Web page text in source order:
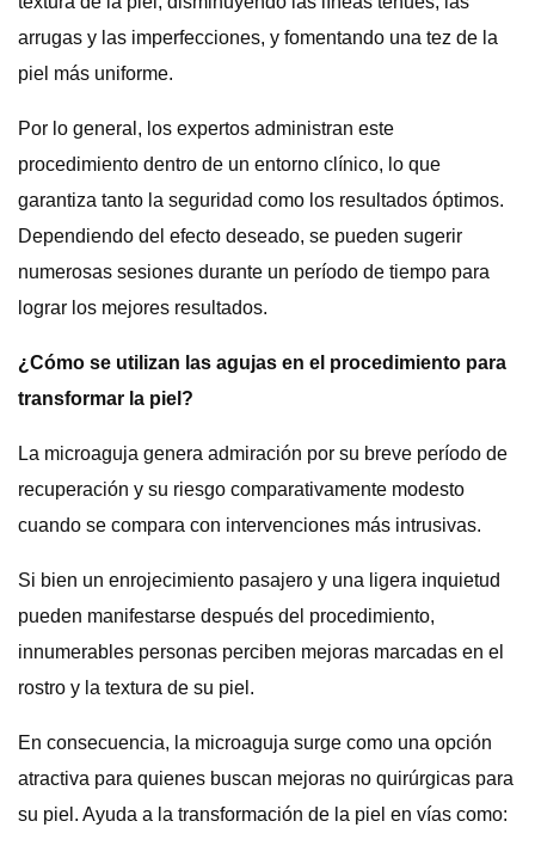
arrugas y las imperfecciones, y fomentando una tez de la
piel más uniforme.
Por lo general, los expertos administran este
procedimiento dentro de un entorno clínico, lo que
garantiza tanto la seguridad como los resultados óptimos.
Dependiendo del efecto deseado, se pueden sugerir
numerosas sesiones durante un período de tiempo para
lograr los mejores resultados.
¿Cómo se utilizan las agujas en el procedimiento para
transformar la piel?
La microaguja genera admiración por su breve período de
recuperación y su riesgo comparativamente modesto
cuando se compara con intervenciones más intrusivas.
Si bien un enrojecimiento pasajero y una ligera inquietud
pueden manifestarse después del procedimiento,
innumerables personas perciben mejoras marcadas en el
rostro y la textura de su piel.
En consecuencia, la microaguja surge como una opción
atractiva para quienes buscan mejoras no quirúrgicas para
su piel. Ayuda a la transformación de la piel en vías como: